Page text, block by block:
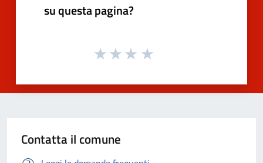
su questa pagina?
Contatta il comune